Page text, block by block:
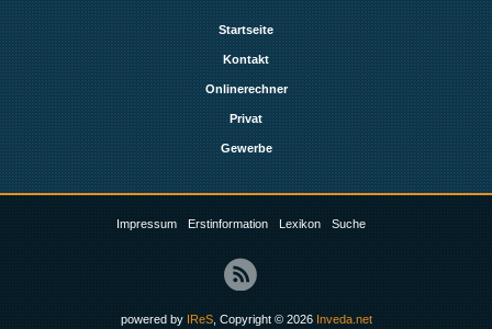
Startseite
Kontakt
Onlinerechner
Privat
Gewerbe
Impressum Erstinformation Lexikon Suche
powered by IReS, Copyright © 2026 Inveda.net